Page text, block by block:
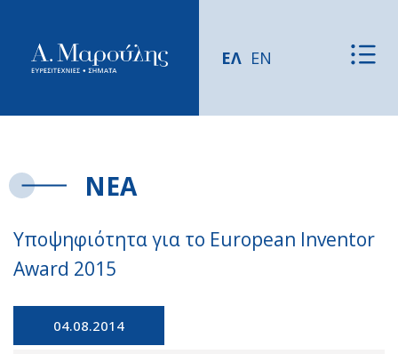
ΕΛ EN
ΝΕΑ
Υποψηφιότητα για το European Inventor
Award 2015
04.08.2014